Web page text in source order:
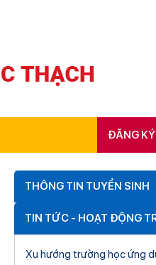
ĐĂNG
THÔNG TIN TUYỂN SINH
TIN TỨC - HOẠT ĐỘNG
Xu hướng trường học ứng